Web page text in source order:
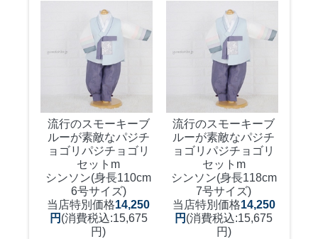
流行のスモーキーブ
ルーが素敵なパジチ
ョゴリ パジチョゴリ
セットm
シンソン(身長110cm
6号サイズ)
当店特別価格14,250
円 (消費税込:15,675
円)
流行のスモーキーブ
ルーが素敵なパジチ
ョゴリパジチョゴリ
セットm
シンソン(身長118cm
7号サイズ)
当店特別価格14,250
円 (消費税込:15,675
円)